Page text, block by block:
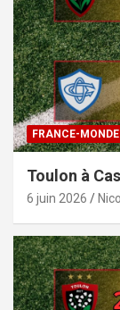
FRANCE-MONDE
Toulon à
6 juin 2026